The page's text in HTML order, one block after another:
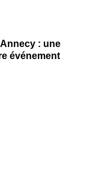
: une
événement